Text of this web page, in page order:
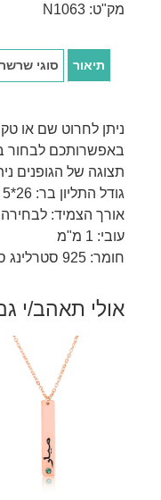
מק"ט:N1063
תיאור סוגי
ניתן לחרוט שם או טקסט עד
באפשרותכם לבחור בין 15 הגופנים שלנו
תצוגה של הגופנים
גודל התליון בר: 26*5 מ"מ.
אורך הצמיד: לבחירה
עובי: 1 מ"מ
חומר: 925 סטרלינג סילבר/ ציפוי זהב/רוז 18 קראט.
אולי תאהב/י